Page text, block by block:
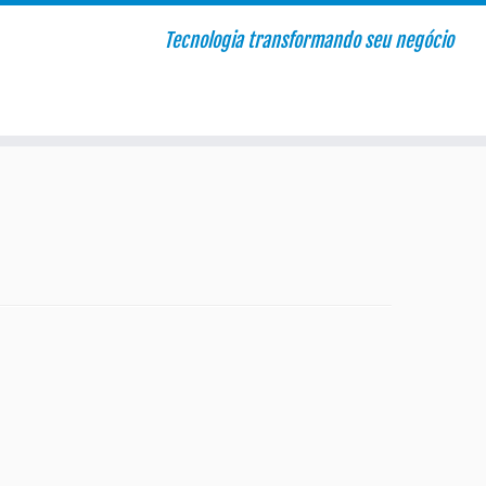
Tecnologia transformando seu negócio